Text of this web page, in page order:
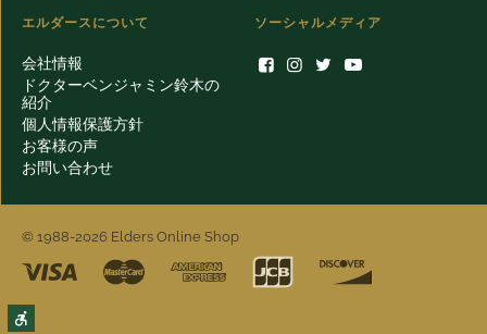
エルダースについて
会社情報
ドクターベンジャミン鈴木の
紹介
個人情報保護方針
お客様の声
お問い合わせ
ソーシャルメディア
© 1988-2026 Elders Online Shop